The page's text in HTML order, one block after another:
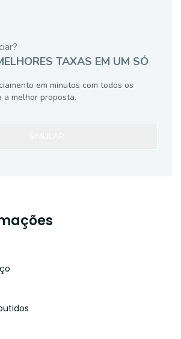
TAXAS EM UM SÓ
em minutos com todos os
a melhor proposta.